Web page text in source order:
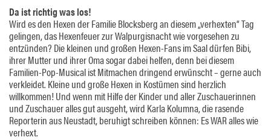
Da ist richtig was los!
Wird es den Hexen der Familie Blocksberg an diesem „verhexten“ Tag
gelingen, das Hexenfeuer zur Walpurgisnacht wie vorgesehen zu
entzünden? Die kleinen und großen Hexen-Fans im Saal dürfen Bibi,
ihrer Mutter und ihrer Oma sogar dabei helfen, denn bei diesem
Familien-Pop-Musical ist Mitmachen dringend erwünscht – gerne auch
verkleidet. Kleine und große Hexen in Kostümen sind herzlich
willkommen! Und wenn mit Hilfe der Kinder und aller Zuschauerinnen
und Zuschauer alles gut ausgeht, wird Karla Kolumna, die rasende
Reporterin aus Neustadt, beruhigt schreiben können: Es WAR alles wie
verhext.